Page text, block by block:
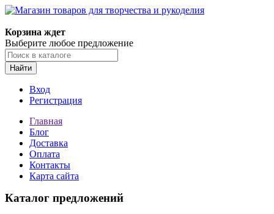
Корзина ждет
Выберите любое предложение
Найти
Вход
Регистрация
Главная
Блог
Доставка
Оплата
Контакты
Карта сайта
Каталог предложений